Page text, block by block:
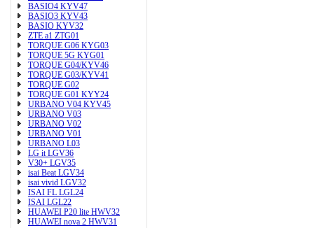
BASIO4 KYV47
BASIO3 KYV43
BASIO KYV32
ZTE a1 ZTG01
TORQUE G06 KYG03
TORQUE 5G KYG01
TORQUE G04/KYV46
TORQUE G03/KYV41
TORQUE G02
TORQUE G01 KYY24
URBANO V04 KYV45
URBANO V03
URBANO V02
URBANO V01
URBANO L03
LG it LGV36
V30+ LGV35
isai Beat LGV34
isai vivid LGV32
ISAI FL LGL24
ISAI LGL22
HUAWEI P20 lite HWV32
HUAWEI nova 2 HWV31